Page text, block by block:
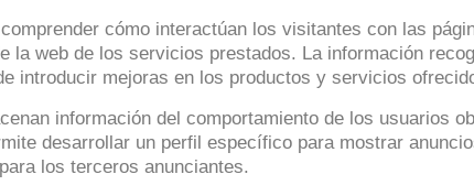
cómo interactúan los visitantes con las
web de los servicios prestados. La información
introducir mejoras en los productos y servicios
información del comportamiento de los usuarios
desarrollar un perfil específico para mostrar
los terceros anunciantes.